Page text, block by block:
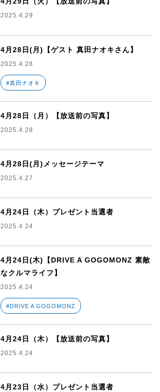
2025.4.29
4月28日(月)【ゲスト 真田ナオキさん】
2025.4.28
#真田ナオキ
4月28日（月）【放送前の写真】
2025.4.28
4月28日(月)メッセージテーマ
2025.4.27
4月24日（木）プレゼント当選者
2025.4.24
4月24日(木)【DRIVE A GOGOMONZ 素敵
なクルマライフ】
2025.4.24
#DRIVE A GOGOMONZ
4月24日（木）【放送前の写真】
2025.4.24
4月23日（水）プレゼント当選者